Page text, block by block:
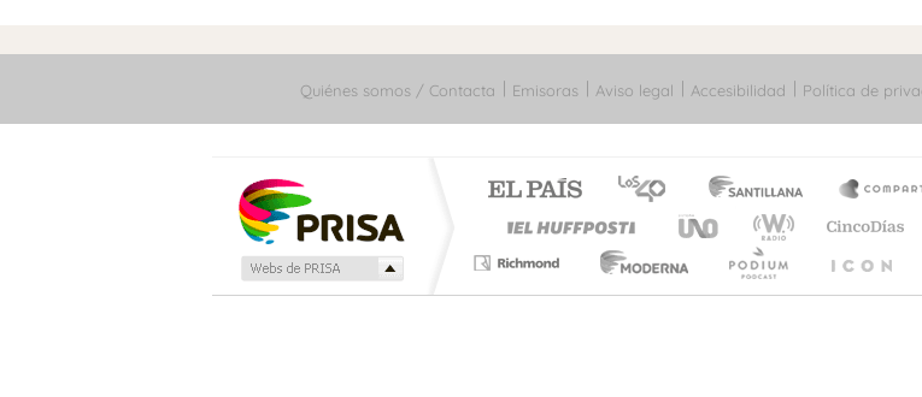
Quiénes somos / Contacta Emisoras Aviso legal Accesibilidad Política de